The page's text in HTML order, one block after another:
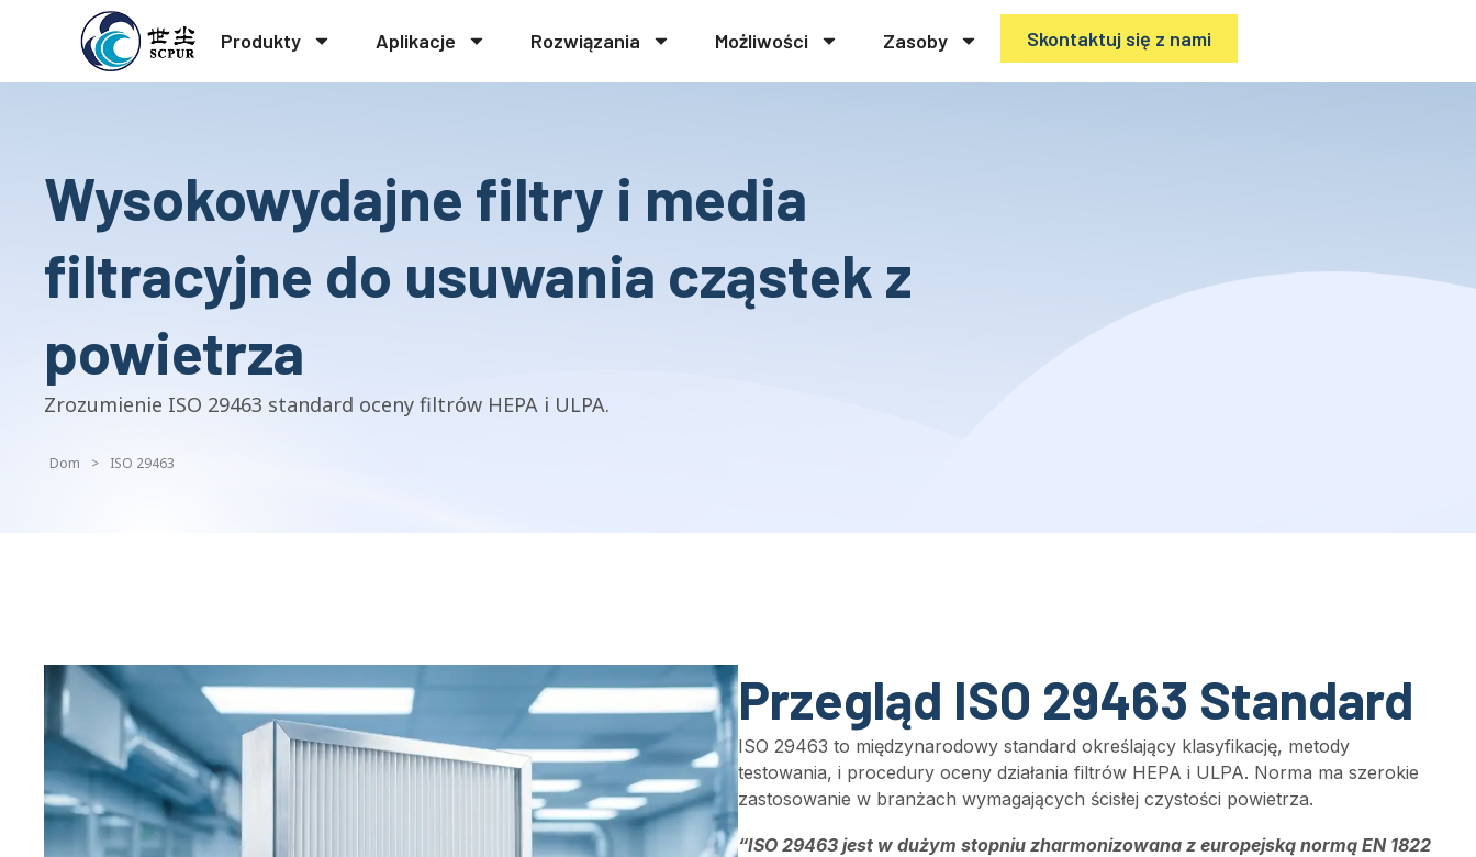
Produkty Aplikacje Rozwiązania Możliwości Zasoby Skontaktuj się z nami
Wysokowydajne filtry i media
filtracyjne do usuwania cząstek z
powietrza
Zrozumienie ISO 29463 standard oceny filtrów HEPA i ULPA.
Dom > ISO 29463
Przegląd ISO 29463 Standard
ISO 29463 to międzynarodowy standard określający klasyfikację, metody
testowania, i procedury oceny działania filtrów HEPA i ULPA. Norma ma szerokie
zastosowanie w branżach wymagających ścisłej czystości powietrza.
“ISO 29463 jest w dużym stopniu zharmonizowana z europejską normą EN 1822